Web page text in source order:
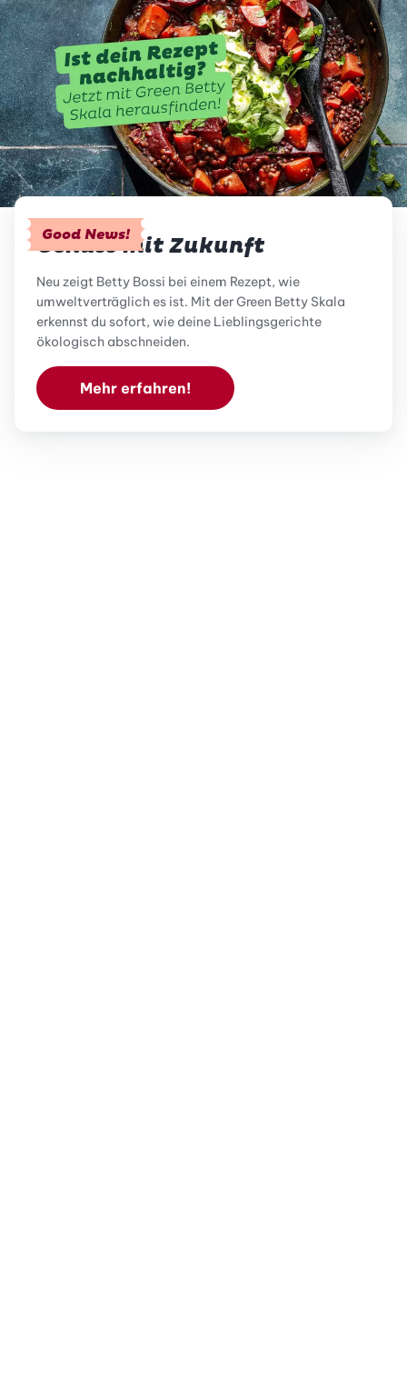
Good News!
Genuss mit Zukunft
Neu zeigt Betty Bossi bei einem Rezept, wie
umweltverträglich es ist. Mit der Green Betty Skala
erkennst du sofort, wie deine Lieblingsgerichte
ökologisch abschneiden.
Mehr erfahren!